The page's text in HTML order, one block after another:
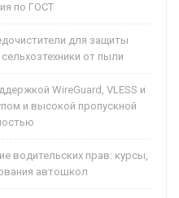
по ГОСТ
для защиты
от пыли
WireGuard, VLESS и
и высокой пропускной
водительских прав: курсы,
автошкол